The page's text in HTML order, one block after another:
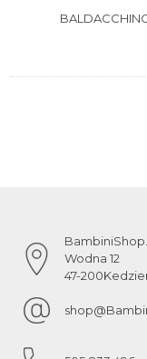
Wodna 12
47-200